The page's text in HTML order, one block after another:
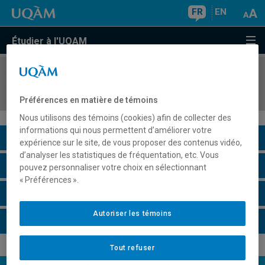
FR EN
Étudier à l'UQAM
COURS//
Description du cours
Horaire - Été 2026
Préférences en matière de témoins
Nous utilisons des témoins (cookies) afin de collecter des
informations qui nous permettent d’améliorer votre
expérience sur le site, de vous proposer des contenus vidéo,
d’analyser les statistiques de fréquentation, etc. Vous
pouvez personnaliser votre choix en sélectionnant
« Préférences ».
Tout refuser
Autoriser les témoins